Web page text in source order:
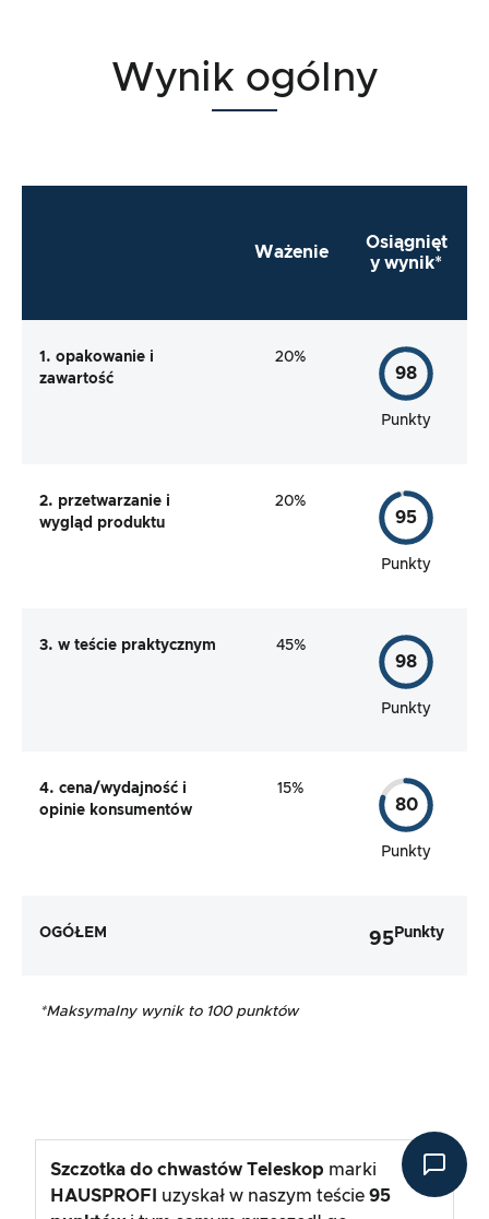
Wynik ogólny
Ważenie
Osiągnięt
y wynik*
1. opakowanie i
zawartość
20%
98
Punkty
2. przetwarzanie i
wygląd produktu
20%
95
Punkty
3. w teście praktycznym 45%
98
Punkty
4. cena/wydajność i
opinie konsumentów
15%
80
Punkty
OGÓŁEM 95 Punkty
*Maksymalny wynik to 100 punktów
Szczotka do chwastów Teleskop marki
HAUSPROFI
uzyskał w naszym teście 95